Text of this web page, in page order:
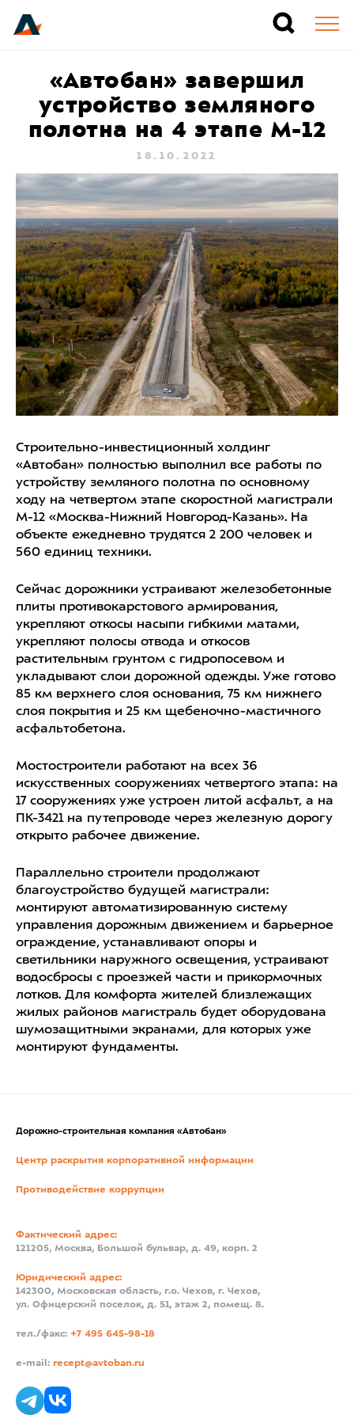
«Автобан» завершил
устройство земляного
полотна на 4 этапе М-12
18.10.2022
Строительно-инвестиционный холдинг
«Автобан» полностью выполнил все работы по
устройству земляного полотна по основному
ходу на четвертом этапе скоростной магистрали
М-12 «Москва-Нижний Новгород-Казань». На
объекте ежедневно трудятся 2 200 человек и
560 единиц техники.
Сейчас дорожники устраивают железобетонные
плиты противокарстового армирования,
укрепляют откосы насыпи гибкими матами,
укрепляют полосы отвода и откосов
растительным грунтом с гидропосевом и
укладывают слои дорожной одежды. Уже готово
85 км верхнего слоя основания, 75 км нижнего
слоя покрытия и 25 км щебеночно-мастичного
асфальтобетона.
Мостостроители работают на всех 36
искусственных сооружениях четвертого этапа: на
17 сооружениях уже устроен литой асфальт, а на
ПК-3421 на путепроводе через железную дорогу
открыто рабочее движение.
Параллельно строители продолжают
благоустройство будущей магистрали:
монтируют автоматизированную систему
управления дорожным движением и барьерное
ограждение, устанавливают опоры и
светильники наружного освещения, устраивают
водосбросы с проезжей части и прикормочных
лотков. Для комфорта жителей близлежащих
жилых районов магистраль будет оборудована
шумозащитными экранами, для которых уже
монтируют фундаменты.
Дорожно-строительная компания «Автобан»
Центр раскрытия корпоративной информации
Противодействие коррупции
Фактический адрес:
121205, Москва, Большой бульвар, д. 49, корп. 2
Юридический адрес:
142300, Московская область, г.о. Чехов, г. Чехов,
ул. Офицерский поселок, д. 51, этаж 2, помещ. 8.
тел./факс: +7 495 645-98-18
e-mail: recept@avtoban.ru